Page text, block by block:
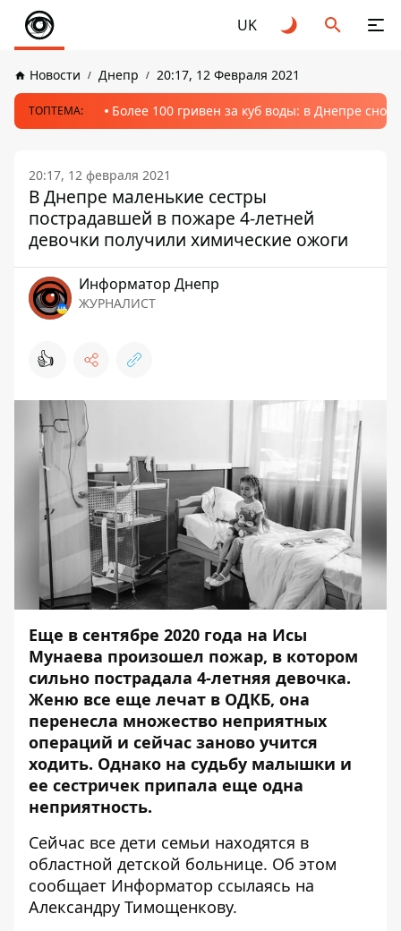
UK
Новости Днепр 20:17, 12 Февраля 2021
ТОПТЕМА: Более 100 гривен за куб воды: в Днепре
20:17, 12 февраля 2021
В Днепре маленькие сестры
пострадавшей в пожаре 4-летней
девочки получили химические ожоги
Информатор Днепр
ЖУРНАЛИСТ
👍
Еще в сентябре 2020 года на Исы
Мунаева произошел пожар, в котором
сильно пострадала 4-летняя девочка.
Женю все еще лечат в ОДКБ, она
перенесла множество неприятных
операций и сейчас заново учится
ходить. Однако на судьбу малышки и
ее сестричек припала еще одна
неприятность.
Сейчас все дети семьи находятся в
областной детской больнице. Об этом
сообщает Информатор ссылаясь на
Александру Тимощенкову.